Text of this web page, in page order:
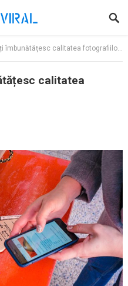
calitatea fotografiilor pe mobil
calitatea